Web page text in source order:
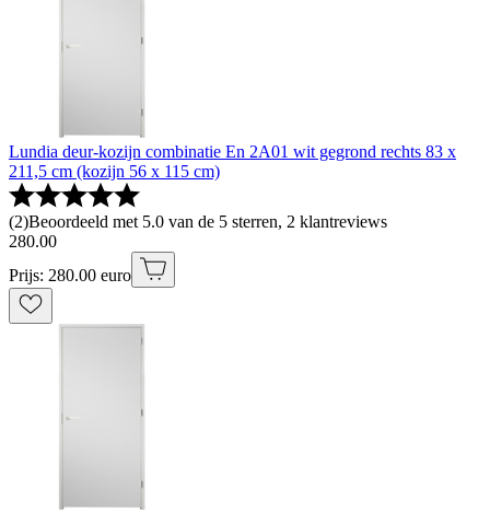
Lundia deur-kozijn combinatie En 2A01 wit gegrond rechts 83 x
211,5 cm (kozijn 56 x 115 cm)
(2)Beoordeeld met 5.0 van de 5 sterren, 2 klantreviews
280.00
Prijs: 280.00 euro